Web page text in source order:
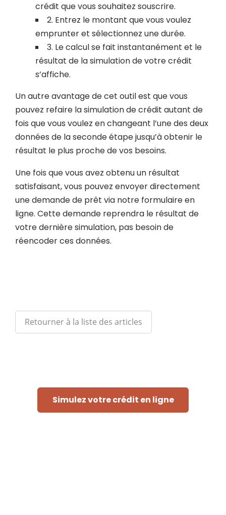
crédit que vous souhaitez souscrire.
2. Entrez le montant que vous voulez
emprunter et sélectionnez une durée.
3. Le calcul se fait instantanément et le
résultat de la simulation de votre crédit
s’affiche.
Un autre avantage de cet outil est que vous
pouvez refaire la simulation de crédit autant de
fois que vous voulez en changeant l’une des deux
données de la seconde étape jusqu’à obtenir le
résultat le plus proche de vos besoins.
Une fois que vous avez obtenu un résultat
satisfaisant, vous pouvez envoyer directement
une demande de prêt via notre formulaire en
ligne. Cette demande reprendra le résultat de
votre dernière simulation, pas besoin de
réencoder ces données.
Retourner à la liste des articles
Simulez votre crédit en ligne